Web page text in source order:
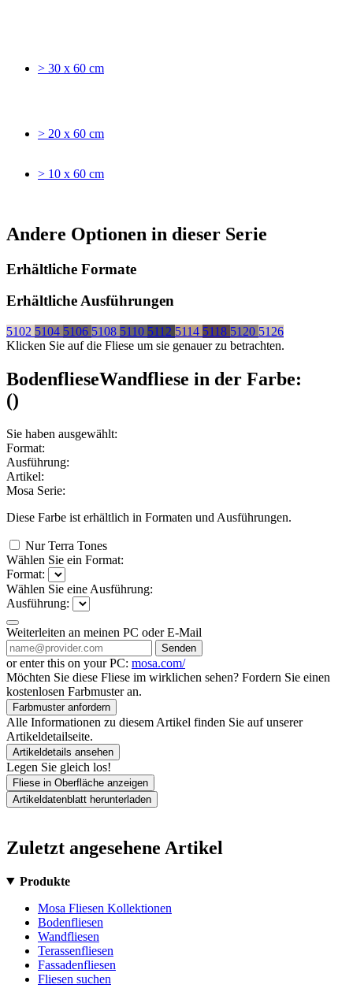
> 30 x 60 cm
> 20 x 60 cm
> 10 x 60 cm
Andere Optionen in dieser Serie
Erhältliche Formate
Erhältliche Ausführungen
5102 5104 5106 5108 5110 5112 5114 5118 5120 5126
Klicken Sie auf die Fliese um sie genauer zu betrachten.
BodenflieseWandfliese in der Farbe:
()
Sie haben ausgewählt:
Format:
Ausführung:
Artikel:
Mosa Serie:
Diese Farbe ist erhältlich in Formaten und Ausführungen.
Nur Terra Tones
Wählen Sie ein Format:
Format:
Wählen Sie eine Ausführung:
Ausführung:
Weiterleiten an meinen PC oder E-Mail
Senden
or enter this on your PC: mosa.com/
Möchten Sie diese Fliese im wirklichen sehen? Fordern Sie einen
kostenlosen Farbmuster an.
Farbmuster anfordern
Alle Informationen zu diesem Artikel finden Sie auf unserer
Artikeldetailseite.
Artikeldetails ansehen
Legen Sie gleich los!
Fliese in Oberfläche anzeigen
Artikeldatenblatt herunterladen
Zuletzt angesehene Artikel
Produkte
Mosa Fliesen Kollektionen
Bodenfliesen
Wandfliesen
Terassenfliesen
Fassadenfliesen
Fliesen suchen